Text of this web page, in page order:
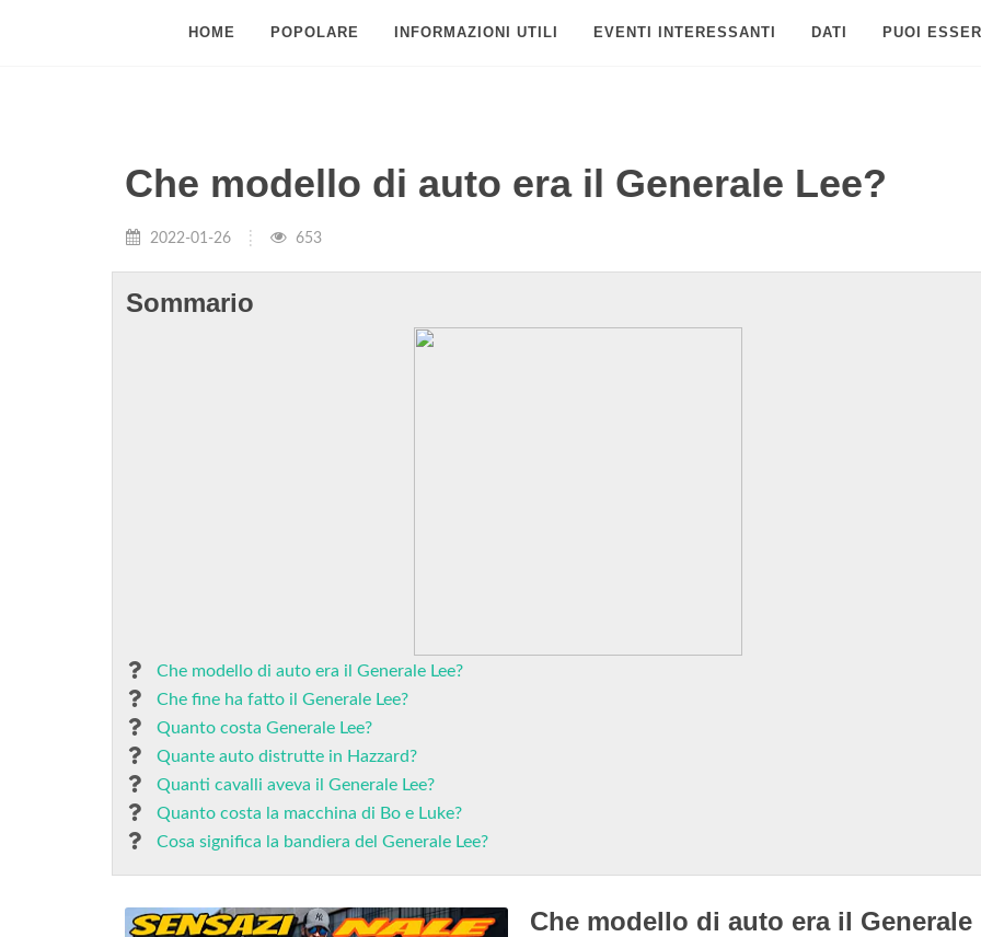
HOME POPOLARE INFORMAZIONI UTILI EVENTI INTERESSANTI DATI PUOI
Che modello di auto era il Generale Lee?
2022-01-26 653
Sommario
Che modello di auto era il Generale Lee?
Che fine ha fatto il Generale Lee?
Quanto costa Generale Lee?
Quante auto distrutte in Hazzard?
Quanti cavalli aveva il Generale Lee?
Quanto costa la macchina di Bo e Luke?
Cosa significa la bandiera del Generale Lee?
Che modello di auto era il Generale